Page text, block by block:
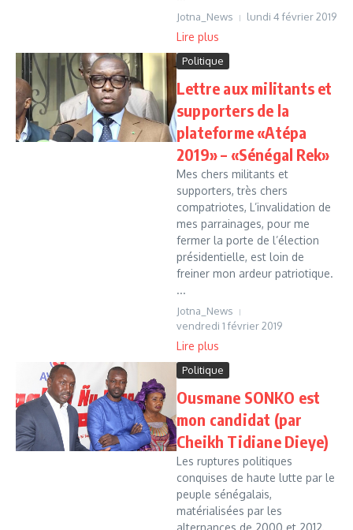
Jotna_News lundi 4 février 2019
Lire plus
Politique
Lettre aux militants et
supporters de la
plateforme «Atépa
2019» – «Sénégal Rek»
Mes chers militants et
supporters, très chers
compatriotes, L’invalidation de
mes parrainages, pour me
fermer la porte de l’élection
présidentielle, est loin de
freiner mon ardeur patriotique.
...
Jotna_News
vendredi 1 février 2019
Lire plus
Politique
Ousmane SONKO est
mon candidat (par
Cheikh Tidiane Dieye)
Les ruptures politiques
conquises de haute lutte par le
peuple sénégalais,
matérialisées par les
alternances de 2000 et 2012,